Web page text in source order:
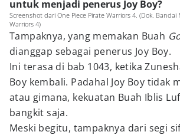
untuk menjadi penerus Joy Boy?
Screenshot dari One Piece Pirate Warriors 4. (Dok. Bandai
Warriors 4)
Tampaknya, yang memakan Buah
dianggap sebagai penerus Joy Boy.
Ini terasa di bab 1043, ketika
Boy kembali. Padahal Joy Boy tidak
atau gimana, kekuatan Buah Iblis
bangkit saja.
Meski begitu, tampaknya dari segi